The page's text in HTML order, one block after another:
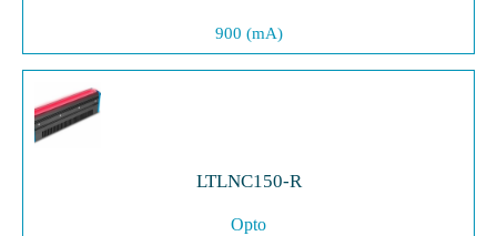
900 (mA)
LTLNC150-R
Opto